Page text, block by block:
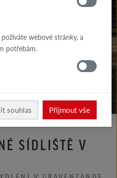
Realizace
SÍDLIŠTĚ V
webové stránky, a
potřebám.
souhlas Přijmout vše